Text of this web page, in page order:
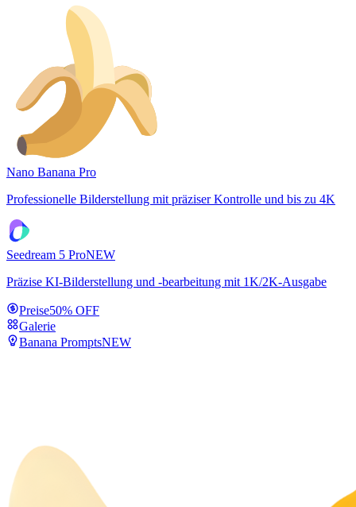
Nano Banana Pro
Professionelle Bilderstellung mit präziser Kontrolle und bis zu 4K
Seedream 5 ProNEW
Präzise KI-Bilderstellung und -bearbeitung mit 1K/2K-Ausgabe
Preise50% OFF
Galerie
Banana PromptsNEW